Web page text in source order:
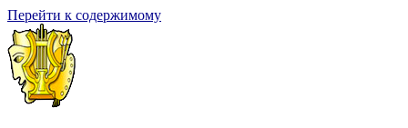
Перейти к содержимому